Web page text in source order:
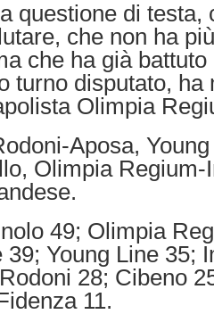
questione di testa,
che non ha
che ha già
turno disputato, ha
Olimpia
Aposa,
Olimpia
49; Olimpia
39; Young Line 35;
28; Cibeno
11.